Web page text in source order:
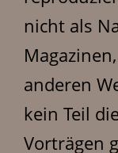
nicht als
anderen
kein Teil
Vorträgen